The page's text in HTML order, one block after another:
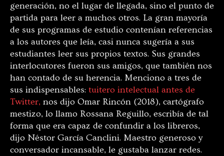
generación, no el lugar de llegada, sino el punto de
partida para leer a muchos otros. La gran mayoría
de sus programas de estudio contenían referencias
a los autores que leía, casi nunca sugería a sus
estudiantes leer sus propios textos. Sus grandes
interlocutores fueron sus amigos, que también nos
han contado de su herencia. Menciono a tres de
sus indispensables: tuitero intelectual antes de
Twitter, nos dijo Omar Rincón (2018), cartógrafo
mestizo, lo llamo Rossana Reguillo, escribía de tal
forma que era capaz de confundir a los libreros,
dijo Néstor García Canclini. Maestro generoso y
conversador incansable, le gustaba lanzar redes.